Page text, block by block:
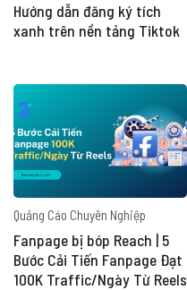
Hướng dẫn đăng ký tích
xanh trên nền tảng Tiktok
Quảng Cáo Chuyên Nghiệp
Fanpage bị bóp Reach | 5
Bước Cải Tiến Fanpage Đạt
100K Traffic/Ngày Từ Reels